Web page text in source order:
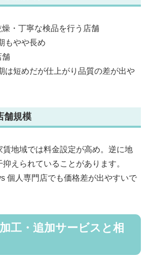
・丁寧な検品を行う店舗
もやや長め
舗
は短めだが仕上がり品質の差が出や
舗規模
賃地域では料金設定が高め。逆に地
えられていることがあります。
個人専門店でも価格差が出やすいで
工・追加サービスと相